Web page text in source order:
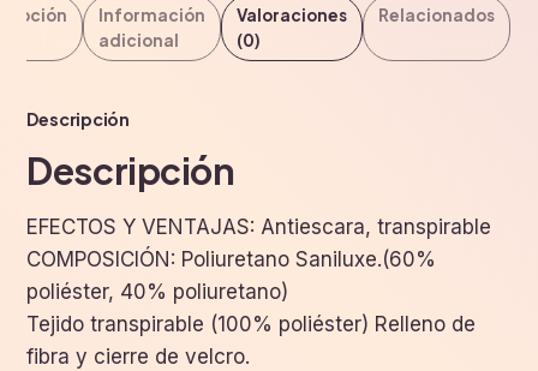
Información
adicional
Valoraciones
(0)
Relacionados
Descripción
Descripción
EFECTOS Y VENTAJAS: Antiescara, transpirable
COMPOSICIÓN: Poliuretano Saniluxe.(60%
poliéster, 40% poliuretano)
Tejido transpirable (100% poliéster) Relleno de
fibra y cierre de velcro.